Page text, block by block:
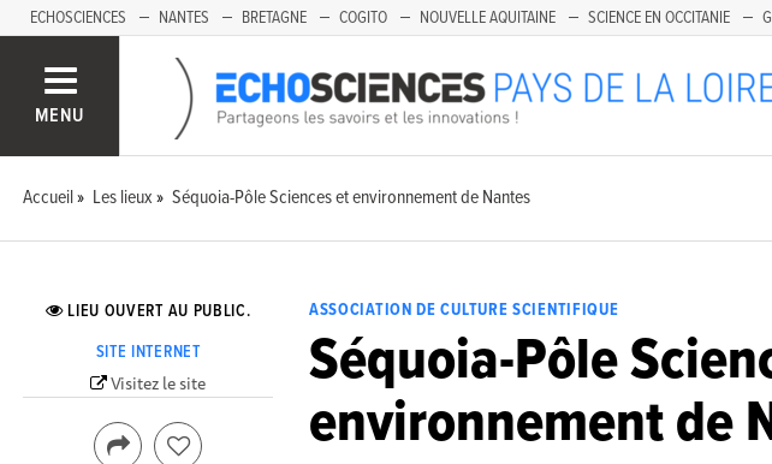
ECHOSCIENCES NANTES BRETAGNE COGITO NOUVELLE AQUITAINE SCIENCE EN OCCITANIE
MENU
Accueil Les lieux Séquoia-Pôle Sciences et environnement de Nantes
ASSOCIATION DE CULTURE SCIENTIFIQUE
Séquoia-Pôle
environnement de
LIEU OUVERT AU PUBLIC.
SITE INTERNET
Visitez le site